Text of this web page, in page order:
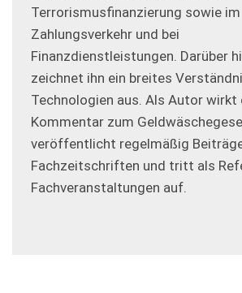
Terrorismusfinanzierung sowie im
Zahlungsverkehr und bei
Finanzdienstleistungen. Darüber
zeichnet ihn ein breites
Technologien aus. Als Autor wirkt
Kommentar zum
veröffentlicht regelmäßig
Fachzeitschriften und tritt als
Fachveranstaltungen auf.